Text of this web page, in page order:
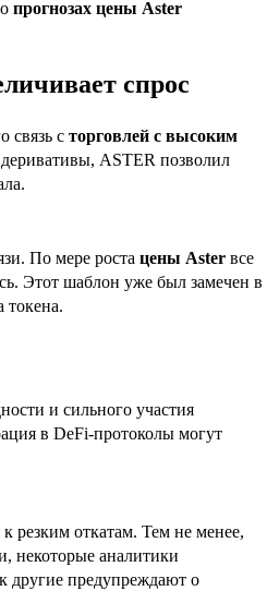
прогнозах цены Aster
спрос
связь с торговлей с высоким
ASTER позволил
По мере роста цены Aster все
Этот шаблон уже был замечен в
токена.
и сильного участия
в DeFi-протоколы могут
резким откатам. Тем не менее,
некоторые аналитики
другие предупреждают о